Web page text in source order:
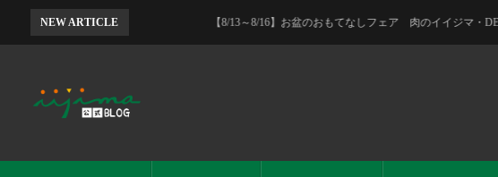
NEW ARTICLE 【8/13～8/16】お盆のおもてなしフェア 肉のイイジマ・DELI-I